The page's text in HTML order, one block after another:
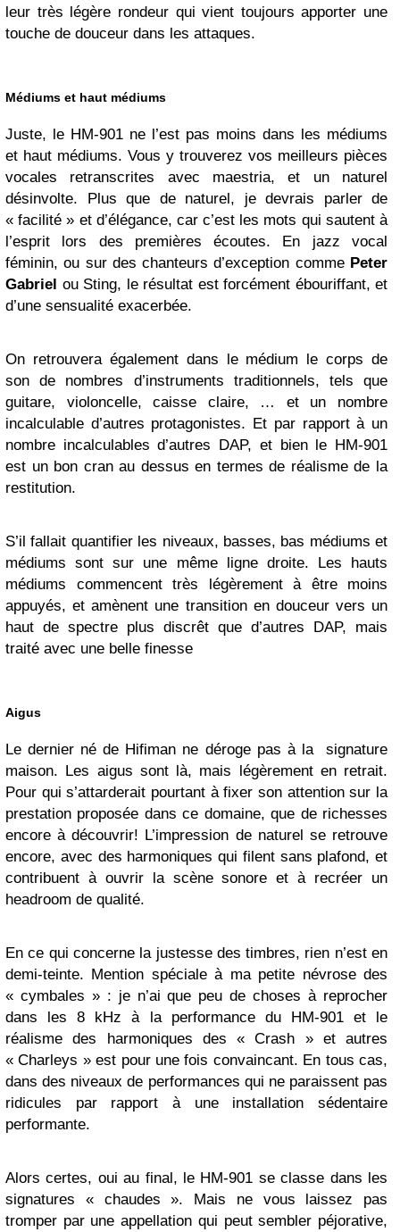
leur très légère rondeur qui vient toujours apporter une
touche de douceur dans les attaques.
Médiums et haut médiums
Juste, le HM-901 ne l’est pas moins dans les médiums
et haut médiums. Vous y trouverez vos meilleurs pièces
vocales retranscrites avec maestria, et un naturel
désinvolte. Plus que de naturel, je devrais parler de
« facilité » et d’élégance, car c’est les mots qui sautent à
l’esprit lors des premières écoutes. En jazz vocal
féminin, ou sur des chanteurs d’exception comme Peter
Gabriel ou Sting, le résultat est forcément ébouriffant, et
d’une sensualité exacerbée.
On retrouvera également dans le médium le corps de
son de nombres d’instruments traditionnels, tels que
guitare, violoncelle, caisse claire, … et un nombre
incalculable d’autres protagonistes. Et par rapport à un
nombre incalculables d’autres DAP, et bien le HM-901
est un bon cran au dessus en termes de réalisme de la
restitution.
S’il fallait quantifier les niveaux, basses, bas médiums et
médiums sont sur une même ligne droite. Les hauts
médiums commencent très légèrement à être moins
appuyés, et amènent une transition en douceur vers un
haut de spectre plus discrêt que d’autres DAP, mais
traité avec une belle finesse
Aigus
Le dernier né de Hifiman ne déroge pas à la signature
maison. Les aigus sont là, mais légèrement en retrait.
Pour qui s’attarderait pourtant à fixer son attention sur la
prestation proposée dans ce domaine, que de richesses
encore à découvrir! L’impression de naturel se retrouve
encore, avec des harmoniques qui filent sans plafond, et
contribuent à ouvrir la scène sonore et à recréer un
headroom de qualité.
En ce qui concerne la justesse des timbres, rien n’est en
demi-teinte. Mention spéciale à ma petite névrose des
« cymbales » : je n’ai que peu de choses à reprocher
dans les 8 kHz à la performance du HM-901 et le
réalisme des harmoniques des « Crash » et autres
« Charleys » est pour une fois convaincant. En tous cas,
dans des niveaux de performances qui ne paraissent pas
ridicules par rapport à une installation sédentaire
performante.
Alors certes, oui au final, le HM-901 se classe dans les
signatures « chaudes ». Mais ne vous laissez pas
tromper par une appellation qui peut sembler péjorative,